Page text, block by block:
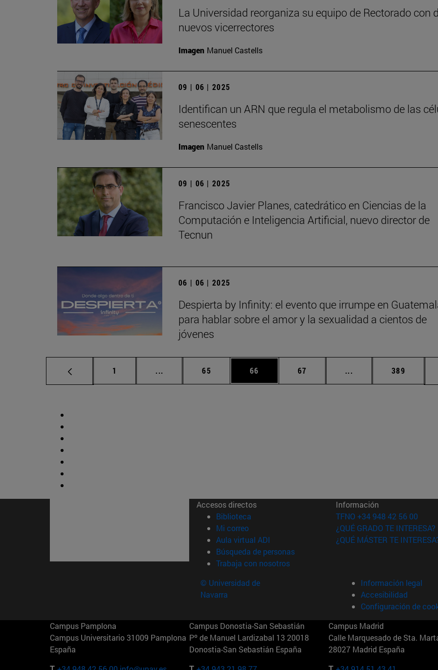
La Universidad reorganiza su equipo de Rectorado con
nuevos vicerrectores
Imagen Manuel Castells
09 | 06 | 2025
Identifican un ARN que regula el metabolismo de las
senescentes
Imagen Manuel Castells
09 | 06 | 2025
Francisco Javier Planes, catedrático en Ciencias de la
Computación e Inteligencia Artificial, nuevo director de
Tecnun
06 | 06 | 2025
Despierta by Infinity: el evento que irrumpe en
para hablar sobre el amor y la sexualidad a cientos de
jóvenes
Página
1 ... Páginas intermedias Use TAB para desplazarse.
Página
65 Página
66 Página
67 ... Páginas intermedias
Página
389
Accesos directos
Biblioteca (abre en nueva ventana)
Mi correo(abre en nueva ventana)
Aula virtual ADI (abre en nueva ventana)
Búsqueda de personas(abre en nueva ventana)
Trabaja con nosotros(abre en nueva ventana)
Información
TFNO +34 948 42 56 00
¿QUÉ GRADO TE INTERESA?
¿QUÉ MÁSTER TE
© Universidad de
Navarra
Información legal
Accesibilidad
Configuración de
Campus Pamplona
Campus Universitario 31009 Pamplona
España
Campus Donostia-San Sebastián
Pº de Manuel Lardizabal 13 20018
Donostia-San Sebastián España
Campus Madrid
Calle Marquesado de Sta.
28027 Madrid España